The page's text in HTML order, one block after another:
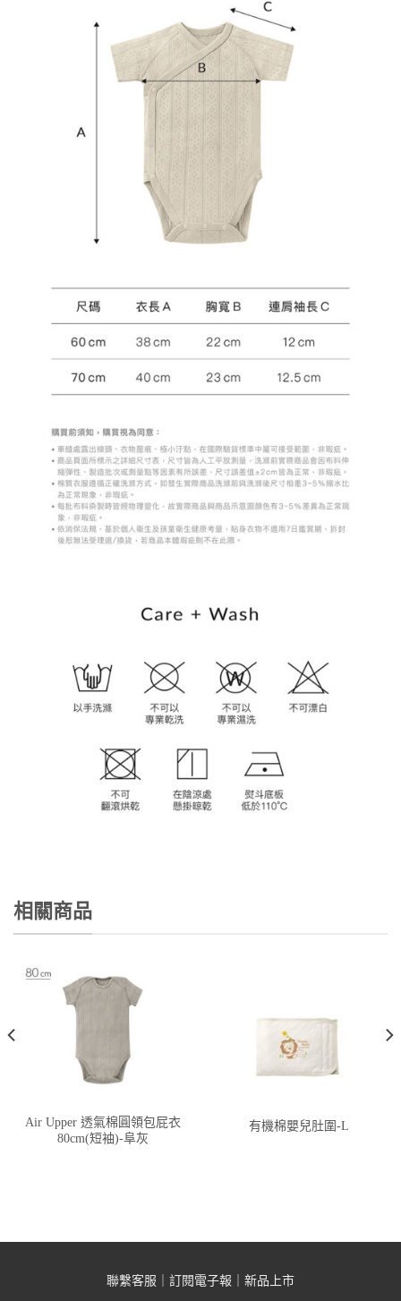
相關商品
Air Upper 透氣棉圓領包屁衣
80cm(短袖)-阜灰
有機棉嬰兒肚圍-L
聯繫客服 訂閱電子報 新品上市